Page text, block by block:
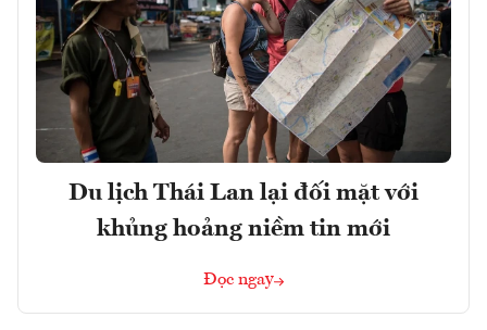
Du lịch Thái Lan lại đối mặt với
khủng hoảng niềm tin mới
Đọc ngay